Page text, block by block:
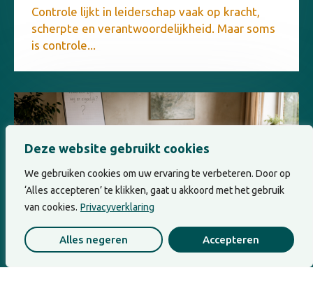
Deze website gebruikt cookies
We gebruiken cookies om uw ervaring te verbeteren. Door op
‘Alles accepteren’ te klikken, gaat u akkoord met het gebruik
van cookies. Privacyverklaring
Alles negeren Accepteren
Controle lijkt in leiderschap vaak op kracht,
scherpte en verantwoordelijkheid. Maar soms
is controle...